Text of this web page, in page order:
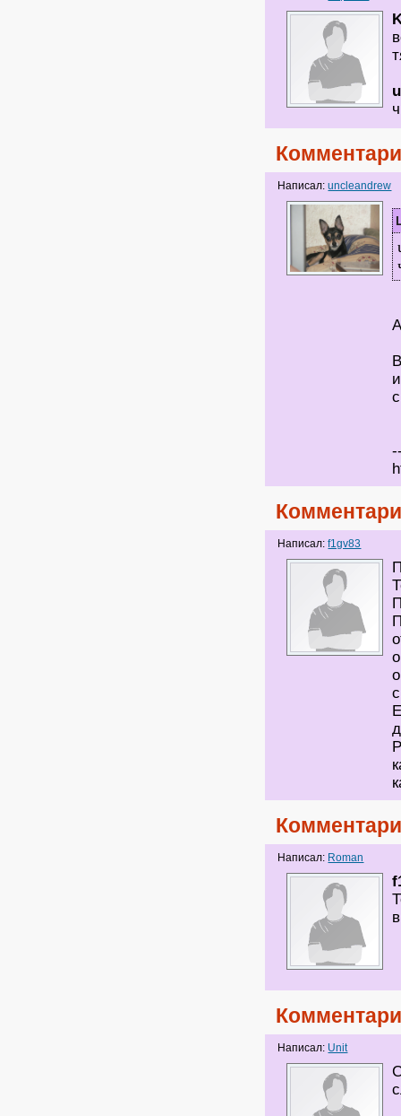
Написал:uncleandrew
Написал:f1gv83
Написал: Roman
Написал: Unit